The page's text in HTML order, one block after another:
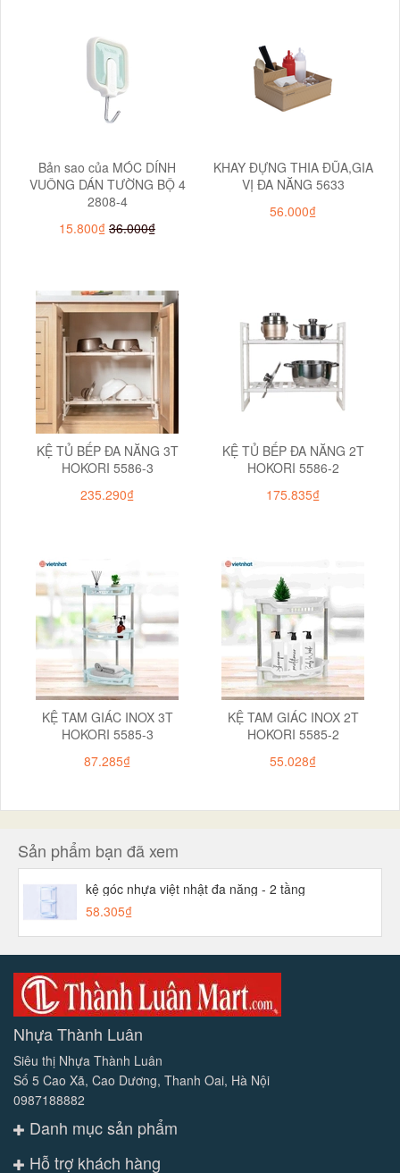
Bản sao của MÓC DÍNH
VUÔNG DÁN TƯỜNG BỘ 4
2808-4
15.800₫ 36.000₫
KHAY ĐỰNG THIA ĐŨA,GIA
VỊ ĐA NĂNG 5633
56.000₫
KỆ TỦ BẾP ĐA NĂNG 3T
HOKORI 5586-3
235.290₫
KỆ TỦ BẾP ĐA NĂNG 2T
HOKORI 5586-2
175.835₫
KỆ TAM GIÁC INOX 3T
HOKORI 5585-3
87.285₫
KỆ TAM GIÁC INOX 2T
HOKORI 5585-2
55.028₫
Sản phẩm bạn đã xem
kệ góc nhựa việt nhật đa năng - 2 tầng
58.305₫
Nhựa Thành Luân
Siêu thị Nhựa Thành Luân
Số 5 Cao Xã, Cao Dương, Thanh Oai, Hà Nội
0987188882
Danh mục sản phẩm
Hỗ trợ khách hàng